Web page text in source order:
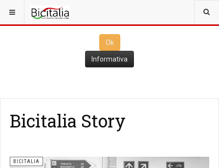
Questo sito utilizza i
Ok
Ok
Informativa
Bicitalia Story
BICITALIA